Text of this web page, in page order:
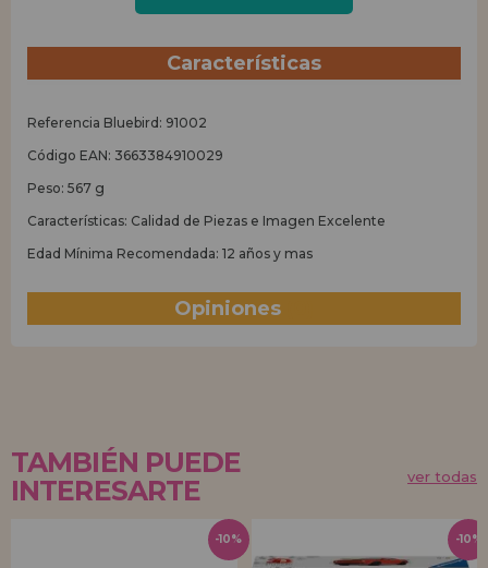
Características
Referencia Bluebird: 91002
Código EAN: 3663384910029
Peso: 567 g
Características: Calidad de Piezas e Imagen Excelente
Edad Mínima Recomendada: 12 años y mas
Opiniones
TAMBIÉN PUEDE
INTERESARTE
ver todas
-10% -10%